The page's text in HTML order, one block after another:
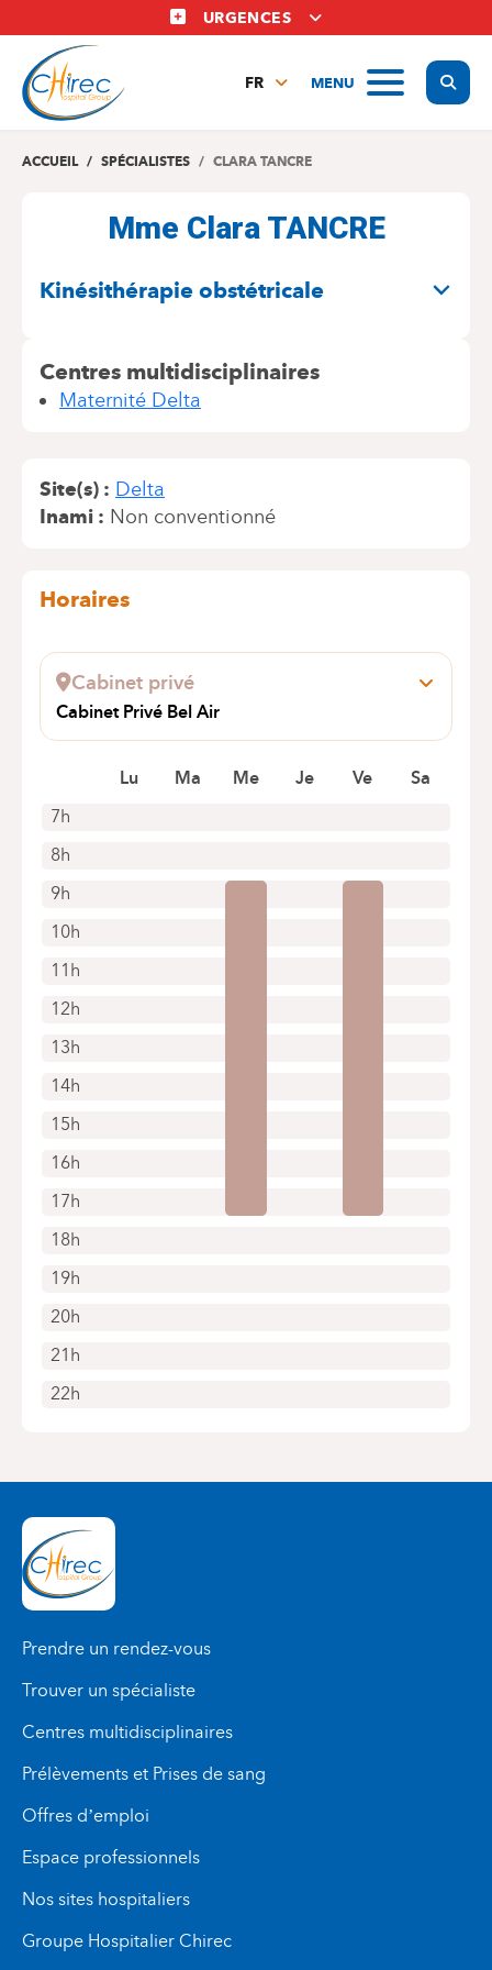
au
contenu
principal
URGENCES
MENU
FR
EN
ACCUEIL SPÉCIALISTES CLARA TANCRE
Mme Clara TANCRE
Kinésithérapie obstétricale
Centres multidisciplinaires
Maternité Delta
Site(s)
Delta
Inami
Non conventionné
Horaires
Cabinet privé
Cabinet Privé Bel Air
Avenue Bel Air 81
Rendez-vous uniquement par téléphone
7h
8h
9h
10h
11h
12h
13h
14h
15h
16h
17h
18h
19h
20h
21h
22h
Lu Ma Me Je Ve Sa
Prendre un rendez-vous
Trouver un spécialiste
Centres multidisciplinaires
Prélèvements et Prises de sang
Offres d’emploi
Espace professionnels
Nos sites hospitaliers
Groupe Hospitalier Chirec